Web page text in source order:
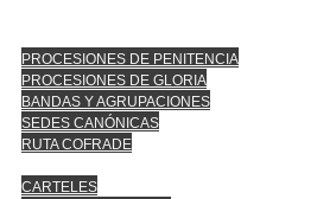
PROCESIONES DE PENITENCIA
PROCESIONES DE GLORIA
BANDAS Y AGRUPACIONES
SEDES CANÓNICAS
RUTA COFRADE
CARTELES